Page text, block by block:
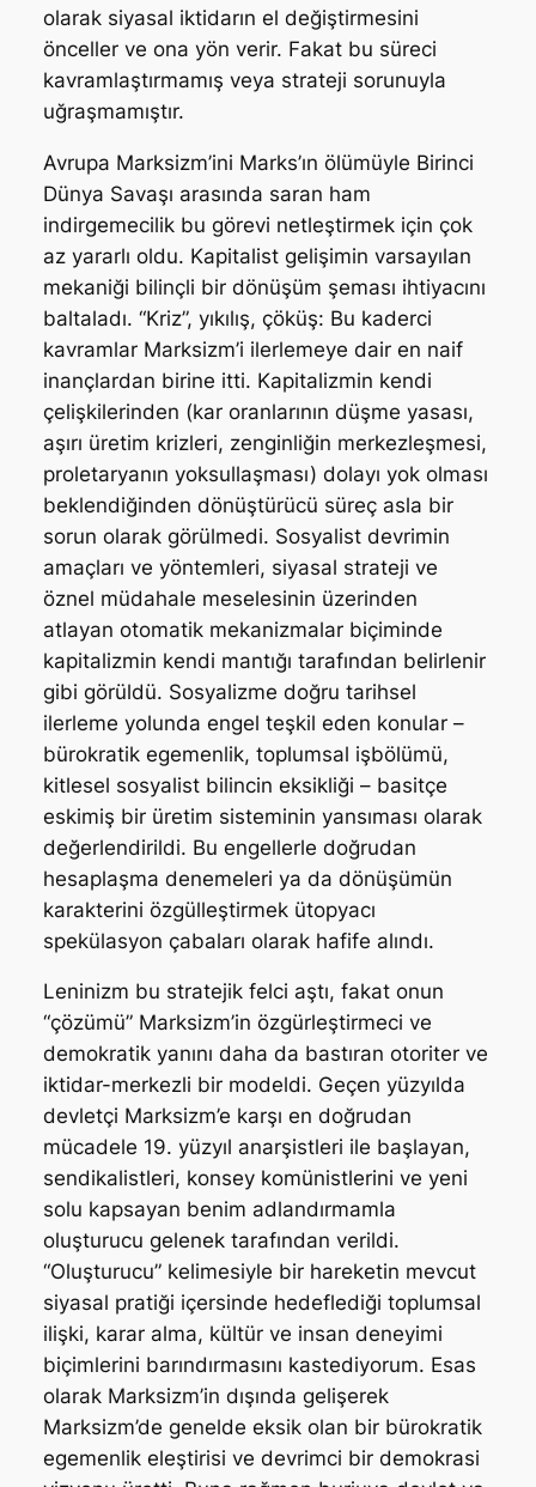
olarak siyasal iktidarın el değiştirmesini
önceller ve ona yön verir. Fakat bu süreci
kavramlaştırmamış veya strateji sorunuyla
uğraşmamıştır.
Avrupa Marksizm’ini Marks’ın ölümüyle Birinci
Dünya Savaşı arasında saran ham
indirgemecilik bu görevi netleştirmek için çok
az yararlı oldu. Kapitalist gelişimin varsayılan
mekaniği bilinçli bir dönüşüm şeması ihtiyacını
baltaladı. “Kriz”, yıkılış, çöküş: Bu kaderci
kavramlar Marksizm’i ilerlemeye dair en naif
inançlardan birine itti. Kapitalizmin kendi
çelişkilerinden (kar oranlarının düşme yasası,
aşırı üretim krizleri, zenginliğin merkezleşmesi,
proletaryanın yoksullaşması) dolayı yok olması
beklendiğinden dönüştürücü süreç asla bir
sorun olarak görülmedi. Sosyalist devrimin
amaçları ve yöntemleri, siyasal strateji ve
öznel müdahale meselesinin üzerinden
atlayan otomatik mekanizmalar biçiminde
kapitalizmin kendi mantığı tarafından belirlenir
gibi görüldü. Sosyalizme doğru tarihsel
ilerleme yolunda engel teşkil eden konular –
bürokratik egemenlik, toplumsal işbölümü,
kitlesel sosyalist bilincin eksikliği – basitçe
eskimiş bir üretim sisteminin yansıması olarak
değerlendirildi. Bu engellerle doğrudan
hesaplaşma denemeleri ya da dönüşümün
karakterini özgülleştirmek ütopyacı
spekülasyon çabaları olarak hafife alındı.
Leninizm bu stratejik felci aştı, fakat onun
“çözümü” Marksizm’in özgürleştirmeci ve
demokratik yanını daha da bastıran otoriter ve
iktidar-merkezli bir modeldi. Geçen yüzyılda
devletçi Marksizm’e karşı en doğrudan
mücadele 19. yüzyıl anarşistleri ile başlayan,
sendikalistleri, konsey komünistlerini ve yeni
solu kapsayan benim adlandırmamla
oluşturucu gelenek tarafından verildi.
“Oluşturucu” kelimesiyle bir hareketin mevcut
siyasal pratiği içersinde hedeflediği toplumsal
ilişki, karar alma, kültür ve insan deneyimi
biçimlerini barındırmasını kastediyorum. Esas
olarak Marksizm’in dışında gelişerek
Marksizm’de genelde eksik olan bir bürokratik
egemenlik eleştirisi ve devrimci bir demokrasi